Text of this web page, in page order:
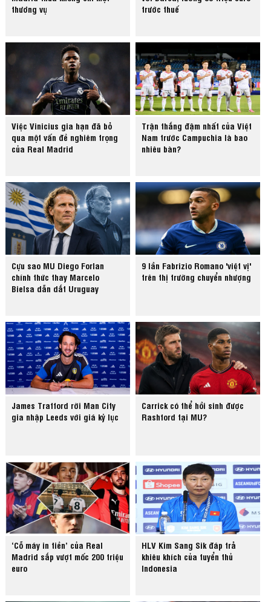
thương vụ
trước thuế
Việc Vinicius gia hạn đã bỏ
qua một vấn đề nghiêm trọng
của Real Madrid
Trận thắng đậm nhất của Việt
Nam trước Campuchia là bao
nhiêu bàn?
Cựu sao MU Diego Forlan
chính thức thay Marcelo
Bielsa dẫn dắt Uruguay
9 lần Fabrizio Romano 'việt vị'
trên thị trường chuyển nhượng
James Trafford rời Man City
gia nhập Leeds với giá kỷ lục
Carrick có thể hồi sinh được
Rashford tại MU?
‘Cỗ máy in tiền’ của Real
Madrid sắp vượt mốc 200 triệu
euro
HLV Kim Sang Sik đáp trả
khiêu khích của tuyển thủ
Indonesia